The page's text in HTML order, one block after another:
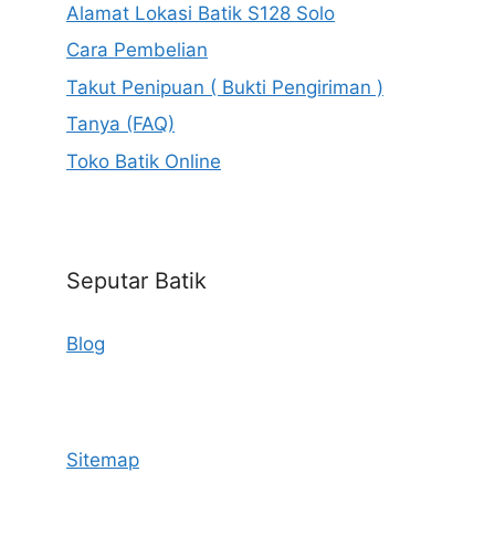
Alamat Lokasi Batik S128 Solo
Cara Pembelian
Takut Penipuan ( Bukti Pengiriman )
Tanya (FAQ)
Toko Batik Online
Seputar Batik
Blog
Sitemap